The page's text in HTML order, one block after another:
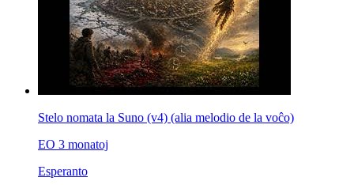
Stelo nomata la Suno (v4) (alia melodio de la voĉo)
EO 3 monatoj
Esperanto